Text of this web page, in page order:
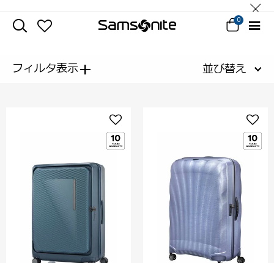
0
フィルタ表示+ 並び替え